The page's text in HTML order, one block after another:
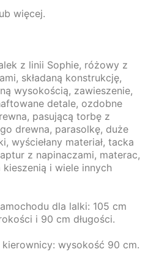
więcej.
z linii Sophie, różowy z
składaną konstrukcję,
wysokością, zawieszenie,
detale, ozdobne
pasującą torbę z
drewna, parasolkę, duże
wyściełany materiał, tacka
z napinaczami, materac,
i wiele innych
dla lalki: 105 cm
i 90 cm długości.
wysokość 90 cm.